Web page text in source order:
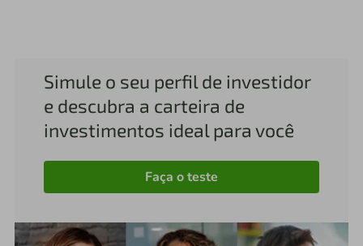
Simule o seu perfil de investidor
e descubra a carteira de
investimentos ideal para você
Faça o teste